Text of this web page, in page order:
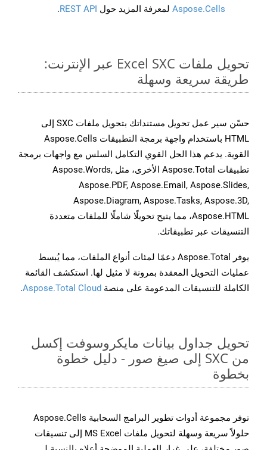
Aspose.Cells لمعرفة المزيد حول REST API
.
تحويل ملفات Excel SXC عبر الإنترنت:
طريقة سريعة وسهلة
حسّن سير عمل تحويل مستنداتك بتحويل ملفات SXC إلى
HTML باستخدام واجهة برمجة التطبيقات Aspose.Cells
القوية. يدعم هذا الحل القوي التكامل السلس مع واجهات برمجة
تطبيقات Aspose.Total الأخرى، مثل Aspose.Words,
Aspose.PDF, Aspose.Email, Aspose.Slides,
Aspose.Diagram, Aspose.Tasks, Aspose.3D,
Aspose.HTML، مما يتيح تحويلًا شاملًا للملفات متعددة
التنسيقات عبر تطبيقاتك.
يوفر Aspose.Total دعمًا لمئات أنواع الملفات، مما يُبسط
عمليات التحويل المعقدة بمرونة لا مثيل لها. استكشف القائمة
الكاملة للتنسيقات المدعومة على منصة Aspose.Total Cloud
.
تحويل جداول بيانات مايكروسوفت إكسل
من SXC إلى صيغ صور - دليل خطوة
بخطوة
توفر مجموعة أدوات تطوير البرامج السحابية Aspose.Cells
حلولاً سريعة وسهلة لتحويل ملفات MS Excel إلى تنسيقات